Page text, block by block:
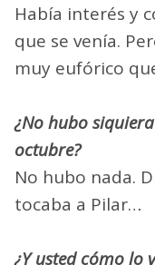
Había interés y
que se venía.
muy eufórico
¿No hubo
octubre?
No hubo nada.
tocaba a Pilar…
¿Y usted cómo lo